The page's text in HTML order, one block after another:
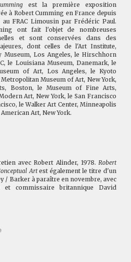
est la première exposition
à Robert Cumming en France depuis
FRAC Limousin par Frédéric Paul.
ont fait l'objet de nombreuses
et sont conservées dans des
dont celles de l'Art Institute,
Museum, Los Angeles, le Hirschhorn
le Louisiana Museum, Danemark, le
of Art, Los Angeles, le Kyoto
Museum of Art, New York,
Boston, le Museum of Fine Arts,
Art, New York, le San Francisco
le Walker Art Center, Minneapolis
Art, New York.
avec Robert Alinder, 1978. Robert
Artest également le titre d'un
/ Barker à paraître en novembre, avec
commissaire britannique David